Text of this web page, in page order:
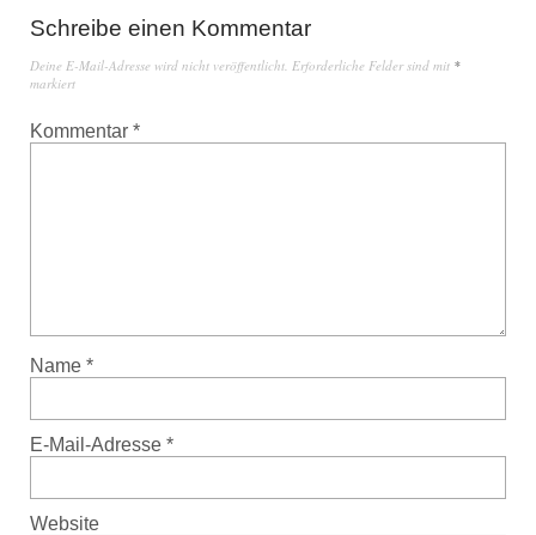
Schreibe einen Kommentar
Deine E-Mail-Adresse wird nicht veröffentlicht. Erforderliche Felder sind mit *
markiert
Kommentar *
Name *
E-Mail-Adresse *
Website